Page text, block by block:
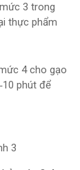
3 trong
thực phẩm
4 cho gạo
phút để
3